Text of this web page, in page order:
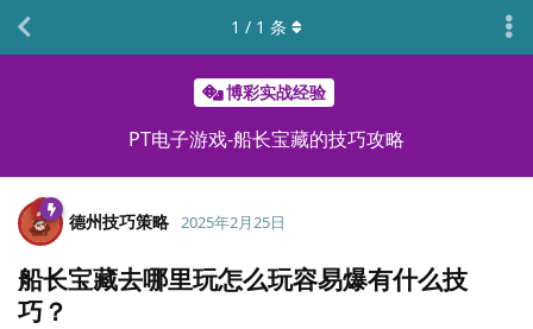
博彩实战经验
PT电子游戏-船长宝藏的技巧攻略
1 / 1 条
德州技巧策略 2025年2月25日
船长宝藏去哪里玩怎么玩容易爆有什么技
巧？